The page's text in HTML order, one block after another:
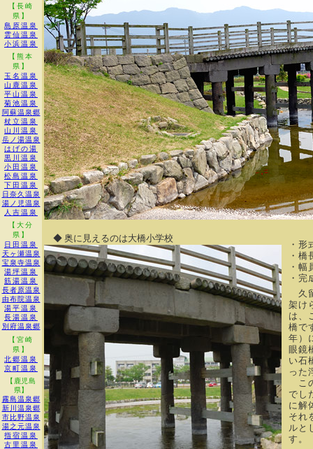
【長崎
県】
島原温泉
雲仙温泉
小浜温泉
【熊本
県】
玉名温泉
山鹿温泉
平山温泉
菊池温泉
阿蘇温泉郷
杖立温泉
山川温泉
岳ノ湯温泉
はげの湯
黒川温泉
小田温泉
松島温泉
下田温泉
日奈久温泉
湯ノ児温泉
人吉温泉
【大分
県】
日田温泉
天ヶ瀬温泉
宝泉寺温泉
湯坪温泉
筋湯温泉
長者原温泉
由布院温泉
湯平温泉
長湯温泉
別府温泉郷
【宮崎
県】
北郷温泉
京町温泉
【鹿児島
県】
霧島温泉郷
新川温泉郷
市比野温泉
湯之元温泉
指宿温泉
古里温泉
◆ 奥に見えるのは大橋小学校
・
・橋
・幅
・
久
架け
は、
橋で
年）
眼鏡
い石
った
こ
でし
に解
それ
ルと
す。